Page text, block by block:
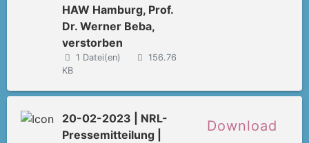
HAW Hamburg, Prof.
Dr. Werner Beba,
verstorben
1 Datei(en)
156.76
KB
20-02-2023 | NRL-
Pressemitteilung |
Download